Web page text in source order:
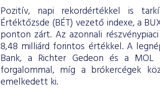
Pozitív, napi rekordértékkel is
Értéktőzsde (BÉT) vezető indexe, a
ponton zárt. Az azonnali
8,48 milliárd forintos értékkel. A
Bank, a Richter Gedeon és a
forgalommal, míg a brókercégek
emelkedett ki.